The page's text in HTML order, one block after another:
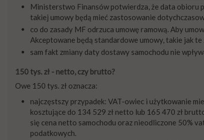
Ministerstwo Finansów potwierdza, że data obioru
takiej umowy będą mieć zastosowanie
co do zasady MF odrzuca umowę ramową. Aby
Akceptowane będą standardowe umowy, takie jak
sam fakt zmiany daty dostawy samochodu nie
150 tys. zł - netto, czy brutto?
Owe 150 tys. zł oznacza:
najczęstszy przypadek: VAT-owiec i użytkowanie
kosztujące do 134 529 zł netto lub 165 470 zł
się cena netto samochodu oraz nieodliczone 50%
podatkowych.